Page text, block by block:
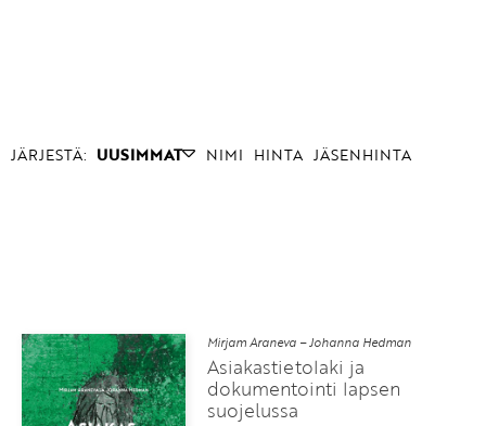
JÄRJESTÄ: UUSIMMAT NIMI HINTA JÄSENHINTA
Mirjam Araneva – Johanna Hedman
Asiakastietolaki ja
dokumentointi lapsen
suojelussa